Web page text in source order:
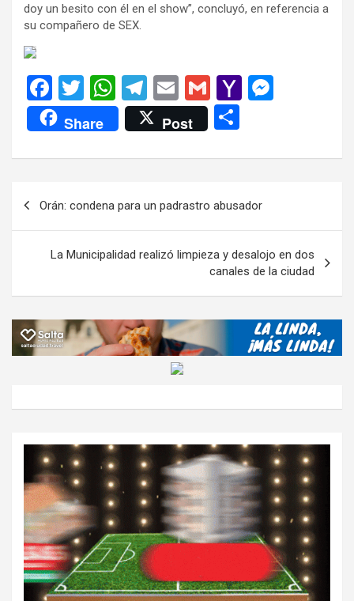
doy un besito con él en el show”, concluyó, en referencia a
su compañero de SEX.
F
a
ce
b
o
k
T
wi
tt
er
W
h
at
s
p
p
T
el
e
gr
m
E
m
ail
G
m
ail
Y
o
M
ail
n
Share Post
m
p
ar
tir
entradas
Orán: condena para un padrastro abusador
La Municipalidad realizó limpieza y desalojo en dos
canales de la ciudad